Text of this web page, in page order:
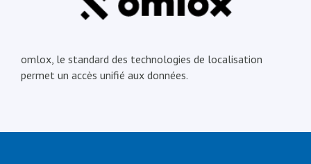
omlox, le standard des technologies de localisation
permet un accès unifié aux données.